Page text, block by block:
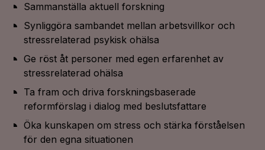
Sammanställa aktuell forskning
Synliggöra sambandet mellan arbetsvillkor och
stressrelaterad psykisk ohälsa
Ge röst åt personer med egen erfarenhet av
stressrelaterad ohälsa
Ta fram och driva forskningsbaserade
reformförslag i dialog med beslutsfattare
Öka kunskapen om stress och stärka förståelsen
för den egna situationen